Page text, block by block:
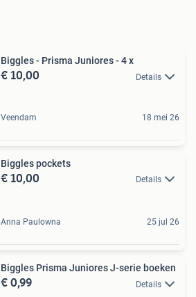
Biggles - Prisma Juniores - 4 x
€ 10,00 Details
Veendam 18 mei 26
Biggles pockets
€ 10,00 Details
Anna Paulowna 25 jul 26
Biggles Prisma Juniores J-serie boeken
€ 0,99 Details